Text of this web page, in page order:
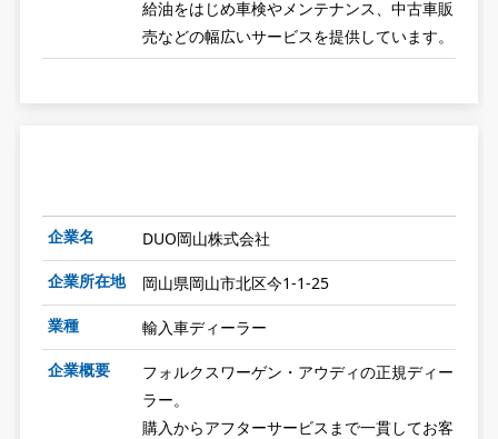
給油をはじめ車検やメンテナンス、中古車販
売などの幅広いサービスを提供しています。
企業名
DUO岡山株式会社
企業所在地
岡山県岡山市北区今1-1-25
業種
輸入車ディーラー
企業概要
フォルクスワーゲン・アウディの正規ディー
ラー。
購入からアフターサービスまで一貫してお客